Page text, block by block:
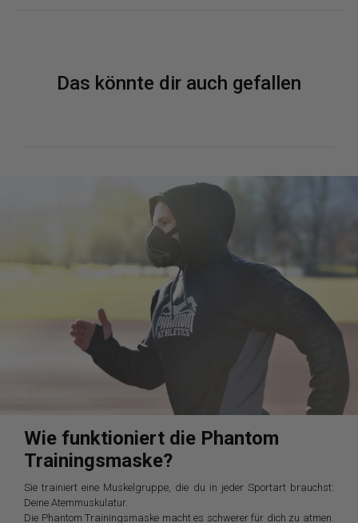
Das könnte dir auch gefallen
Wie funktioniert die Phantom
Trainingsmaske?
Sie trainiert eine Muskelgruppe, die du in jeder Sportart brauchst:
Deine Atemmuskulatur.
Die Phantom Trainingsmaske macht es schwerer für dich zu atmen.